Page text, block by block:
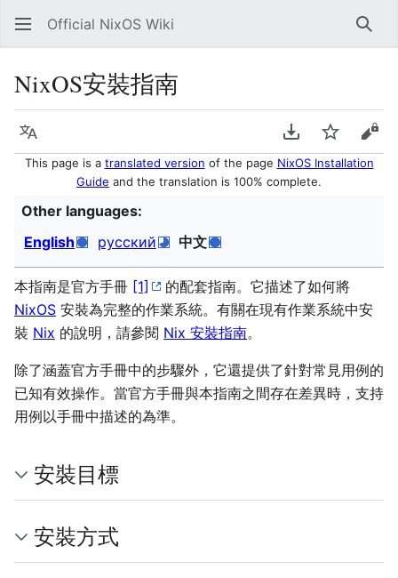
Official NixOS Wiki
NixOS安裝指南
Language Download PDF
Watch
This page is a translated version of the page NixOS Installation
Guide and the translation is 100% complete.
Other languages:
English
русский 中文
本指南是官方手冊 [1]
的配套指南。它描述了如何將
NixOS 安裝為完整的作業系統。有關在現有作業系統中安
裝 Nix 的說明，請參閱 Nix 安裝指南。
除了涵蓋官方手冊中的步驟外，它還提供了針對常見用例的
已知有效操作。當官方手冊與本指南之間存在差異時，支持
用例以手冊中描述的為準。
安裝目標
安裝方式